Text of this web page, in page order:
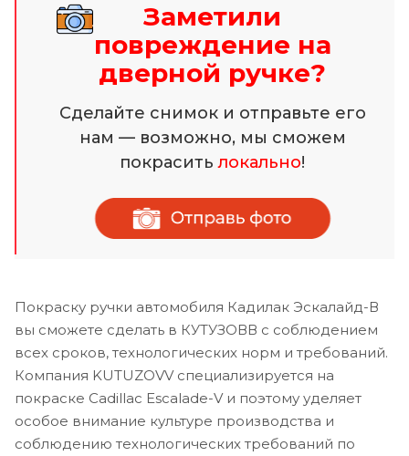
Заметили
повреждение на
дверной ручке?
Сделайте снимок и отправьте его
нам — возможно, мы сможем
покраситьлокально!
Покраску ручки автомобиля Кадилак Эскалайд-В
вы сможете сделать в КУТУЗОВВ с соблюдением
всех сроков, технологических норм и требований.
Компания KUTUZOVV специализируется на
покраске Cadillac Escalade-V и поэтому уделяет
особое внимание культуре производства и
соблюдению технологических требований по